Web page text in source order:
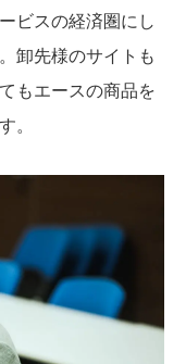
ビスの経済圏にし
卸先様のサイトも
もエースの商品を
。